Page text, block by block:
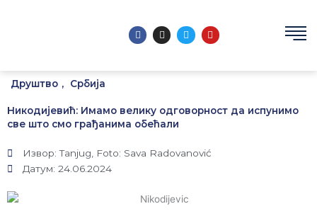
F
a
b
I
n
a
m
T
w
t
Y
o
u
Друштво , Србија
Никодијевић: Имамо велику одговорност да испунимо
све што смо грађанима обећали
Извор: Tanjug, Foto: Sava Radovanović
Датум: 24.06.2024